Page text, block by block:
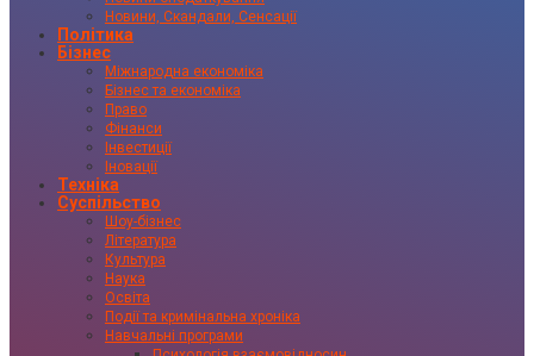
Новини, Скандали, Сенсації
Політика
Бізнес
Міжнародна економіка
Бізнес та економіка
Право
Фінанси
Інвестиції
Іновації
Техніка
Суспільство
Шоу-бізнес
Література
Культура
Наука
Освіта
Події та кримінальна хроніка
Навчальні програми